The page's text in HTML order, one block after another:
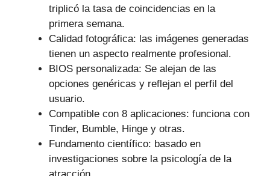
triplicó la tasa de coincidencias en la
primera semana.
Calidad fotográfica: las imágenes generadas
tienen un aspecto realmente profesional.
BIOS personalizada: Se alejan de las
opciones genéricas y reflejan el perfil del
usuario.
Compatible con 8 aplicaciones: funciona con
Tinder, Bumble, Hinge y otras.
Fundamento científico: basado en
investigaciones sobre la psicología de la